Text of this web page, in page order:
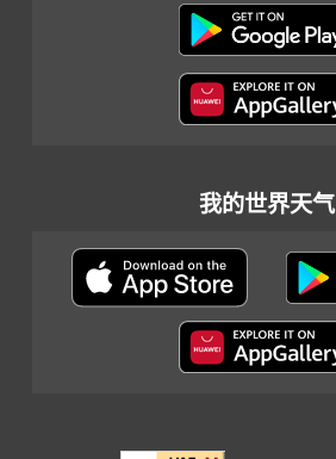
我的世界天气